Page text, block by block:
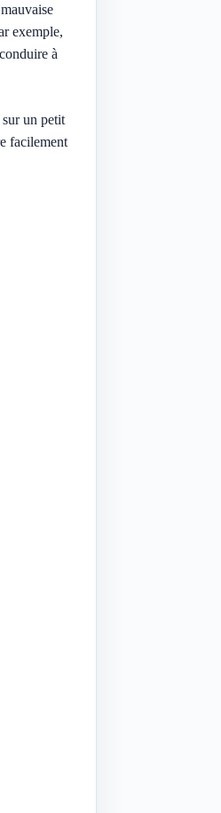
exemple,
à
un petit
facilement